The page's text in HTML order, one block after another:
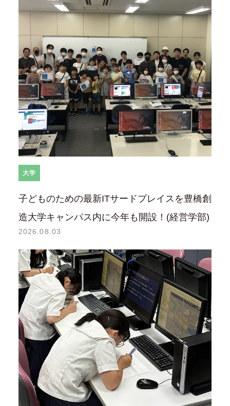
大学
子どものための最新ITサードプレイスを豊橋創
造大学キャンパス内に今年も開設！(経営学部)
2026.08.03